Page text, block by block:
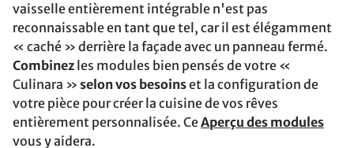
vaisselle entièrement intégrable n'est pas
reconnaissable en tant que tel, car il est élégamment
« caché » derrière la façade avec un panneau fermé.
Combinez les modules bien pensés de votre «
Culinara » selon vos besoinset la configuration de
votre pièce pour créer la cuisine de vos rêves
entièrement personnalisée. CeAperçu des modules
vous y aidera.